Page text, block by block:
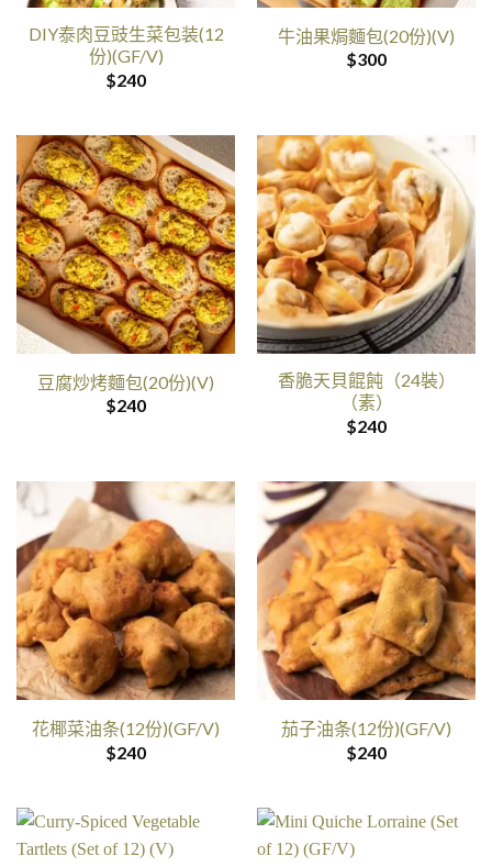
DIY泰肉豆豉生菜包装(12
份)(GF/V)
$240
牛油果焗麵包(20份)(V)
$300
豆腐炒烤麵包(20份)(V)
$240
香脆天貝餛飩（24裝）
（素）
$240
花椰菜油条(12份)(GF/V)
$240
茄子油条(12份)(GF/V)
$240